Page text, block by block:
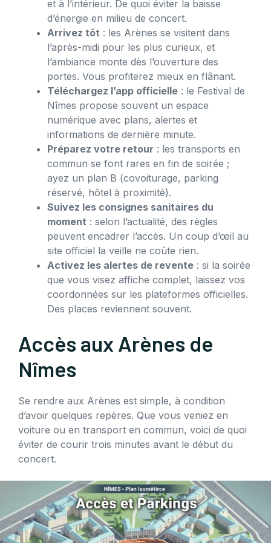
et à l’intérieur. De quoi éviter la baisse
d’énergie en milieu de concert.
Arrivez tôt : les Arènes se visitent dans
l’après-midi pour les plus curieux, et
l’ambiance monte dès l’ouverture des
portes. Vous profiterez mieux en flânant.
Téléchargez l’app officielle : le Festival de
Nîmes propose souvent un espace
numérique avec plans, alertes et
informations de dernière minute.
Préparez votre retour : les transports en
commun se font rares en fin de soirée ;
ayez un plan B (covoiturage, parking
réservé, hôtel à proximité).
Suivez les consignes sanitaires du
moment : selon l’actualité, des règles
peuvent encadrer l’accès. Un coup d’œil au
site officiel la veille ne coûte rien.
Activez les alertes de revente : si la soirée
que vous visez affiche complet, laissez vos
coordonnées sur les plateformes officielles.
Des places reviennent souvent.
Accès aux Arènes de
Nîmes
Se rendre aux Arènes est simple, à condition
d’avoir quelques repères. Que vous veniez en
voiture ou en transport en commun, voici de quoi
éviter de courir trois minutes avant le début du
concert.